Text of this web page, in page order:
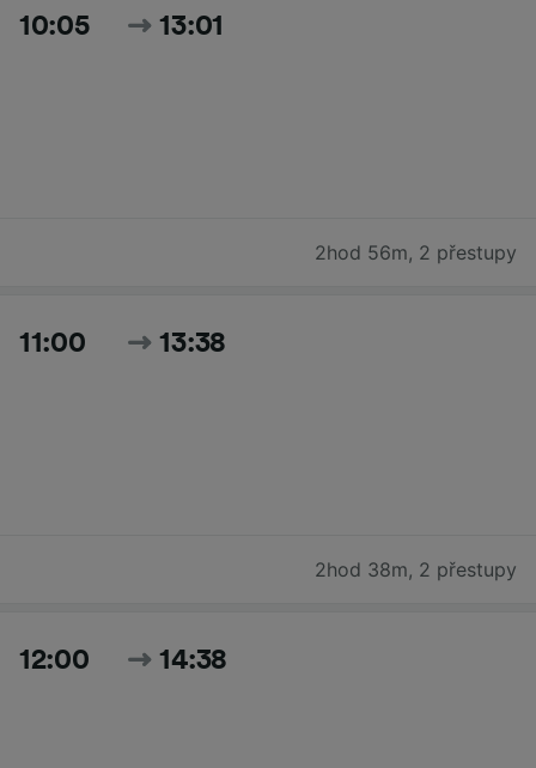
10:05 13:01
2hod 56m, 2 přestupy
11:00 13:38
2hod 38m, 2 přestupy
12:00 14:38